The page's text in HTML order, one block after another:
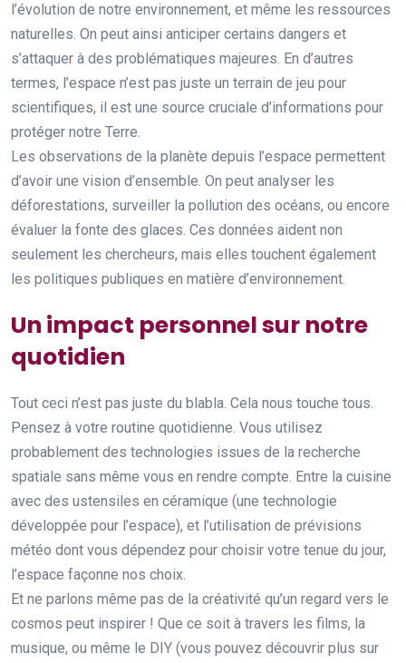
l’évolution de notre environnement, et même les ressources
naturelles. On peut ainsi anticiper certains dangers et
s’attaquer à des problématiques majeures. En d’autres
termes, l’espace n’est pas juste un terrain de jeu pour
scientifiques, il est une source cruciale d’informations pour
protéger notre Terre.
Les observations de la planète depuis l’espace permettent
d’avoir une vision d’ensemble. On peut analyser les
déforestations, surveiller la pollution des océans, ou encore
évaluer la fonte des glaces. Ces données aident non
seulement les chercheurs, mais elles touchent également
les politiques publiques en matière d’environnement.
Un impact personnel sur notre
quotidien
Tout ceci n’est pas juste du blabla. Cela nous touche tous.
Pensez à votre routine quotidienne. Vous utilisez
probablement des technologies issues de la recherche
spatiale sans même vous en rendre compte. Entre la cuisine
avec des ustensiles en céramique (une technologie
développée pour l’espace), et l’utilisation de prévisions
météo dont vous dépendez pour choisir votre tenue du jour,
l’espace façonne nos choix.
Et ne parlons même pas de la créativité qu’un regard vers le
cosmos peut inspirer ! Que ce soit à travers les films, la
musique, ou même le DIY (vous pouvez découvrir plus sur